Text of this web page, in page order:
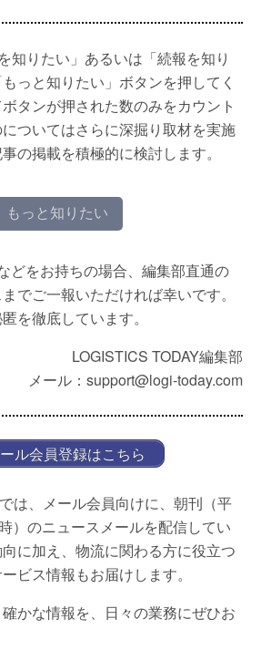
知りたい」あるいは「続報を知り
っと知りたい」ボタンを押してく
タンが押された数のみをカウント
ついてはさらに深掘り取材を実施
の掲載を積極的に検討します。
もっと知りたい
どをお持ちの場合、編集部直通の
でご一報いただければ幸いです。
を徹底しています。
LOGISTICS TODAY編集部
メール：support@logi-today.com
ル会員登録はこちら
は、メール会員向けに、朝刊（平
）のニュースメールを配信してい
に加え、物流に関わる方に役立つ
ビス情報もお届けします。
かな情報を、日々の業務にぜひお